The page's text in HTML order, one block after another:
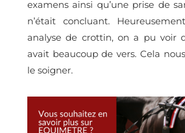
examens ainsi qu’une prise de
n’était concluant.
analyse de crottin, on a pu voir
avait beaucoup de vers. Cela
le soigner.